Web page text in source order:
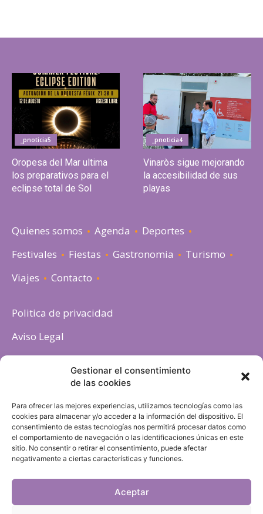
Gestionar el consentimiento
de las cookies
Para ofrecer las mejores experiencias, utilizamos tecnologías como las
cookies para almacenar y/o acceder a la información del dispositivo. El
consentimiento de estas tecnologías nos permitirá procesar datos como
el comportamiento de navegación o las identificaciones únicas en este
sitio. No consentir o retirar el consentimiento, puede afectar
negativamente a ciertas características y funciones.
Aceptar
_pnoticia5
Oropesa del Mar ultima
los preparativos para el
eclipse total de Sol
_pnoticia4
Vinaròs sigue mejorando
la accesibilidad de sus
playas
Quienes somos Agenda
Deportes
Festivales
Fiestas Gastronomia
Turismo
Viajes
Contacto
Politica de privacidad
Aviso Legal
Política de cookies